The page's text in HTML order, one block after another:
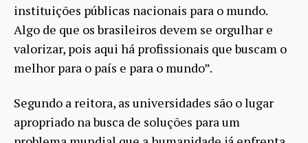
instituições públicas nacionais para o mundo.
Algo de que os brasileiros devem se orgulhar e
valorizar, pois aqui há profissionais que buscam o
melhor para o país e para o mundo”.
Segundo a reitora, as universidades são o lugar
apropriado na busca de soluções para um